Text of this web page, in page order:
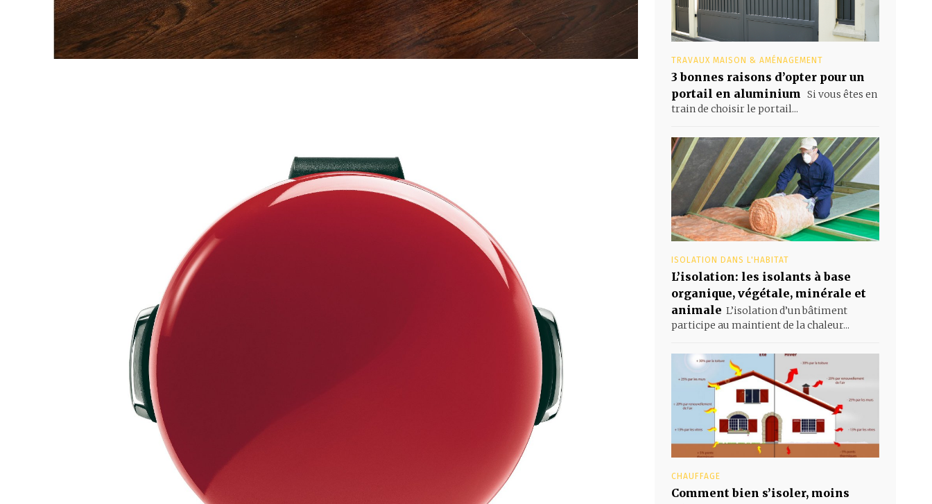
TRAVAUX MAISON & AMÉNAGEMENT
3 bonnes raisons d’opter pour un
portail en aluminium
Si vous êtes en
train de choisir le portail...
ISOLATION DANS L'HABITAT
L’isolation: les isolants à base
organique, végétale, minérale et
animale L’isolation d’un bâtiment
participe au maintient de la chaleur...
CHAUFFAGE
Comment bien s’isoler, moins